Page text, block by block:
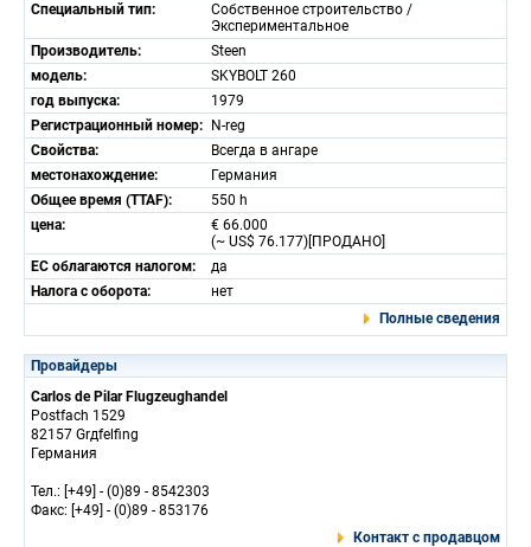
Специальный тип:
Собственное строительство /
Экспериментальное
Производитель:
Steen
модель:
SKYBOLT 260
год выпуска:
1979
Регистрационный номер:
N-reg
Свойства:
Всегда в ангаре
местонахождение:
Германия
Общее время (TTAF):
550 h
цена:
€ 66.000
(~ US$ 76.177)[ПРОДАНО]
ЕС облагаются налогом:
да
Налога с оборота:
нет
Полные сведения
Провайдеры
Carlos de Pilar Flugzeughandel
Postfach 1529
82157 Grдfelfing
Германия
Тел.: [+49] - (0)89 - 8542303
Факс: [+49] - (0)89 - 853176
Контакт с продавцом